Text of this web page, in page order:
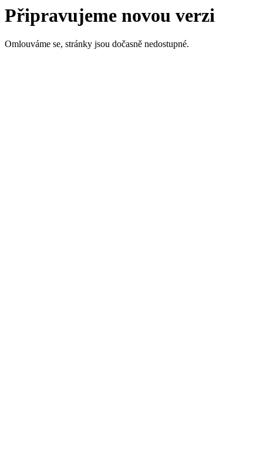
Připravujeme novou verzi
Omlouváme se, stránky jsou dočasně nedostupné.